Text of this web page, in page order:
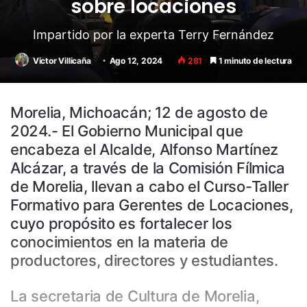
sobre locaciones
Impartido por la experta Terry Fernández
Victor Villicaña Ago 12, 2024 281 1 minuto de lectura
Morelia, Michoacán; 12 de agosto de
2024.- El Gobierno Municipal que
encabeza el Alcalde, Alfonso Martínez
Alcázar, a través de la Comisión Fílmica
de Morelia, llevan a cabo el Curso-Taller
Formativo para Gerentes de Locaciones,
cuyo propósito es fortalecer los
conocimientos en la materia de
productores, directores y estudiantes.
La secretaria de Cultura de Morelia,